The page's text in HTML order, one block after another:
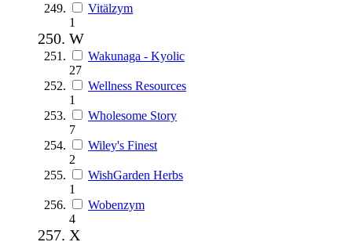
Vitälzym
1
W
Wakunaga - Kyolic
27
Wellness Resources
1
Wholesome Story
7
Wiley's Finest
2
WishGarden Herbs
1
Wobenzym
4
X